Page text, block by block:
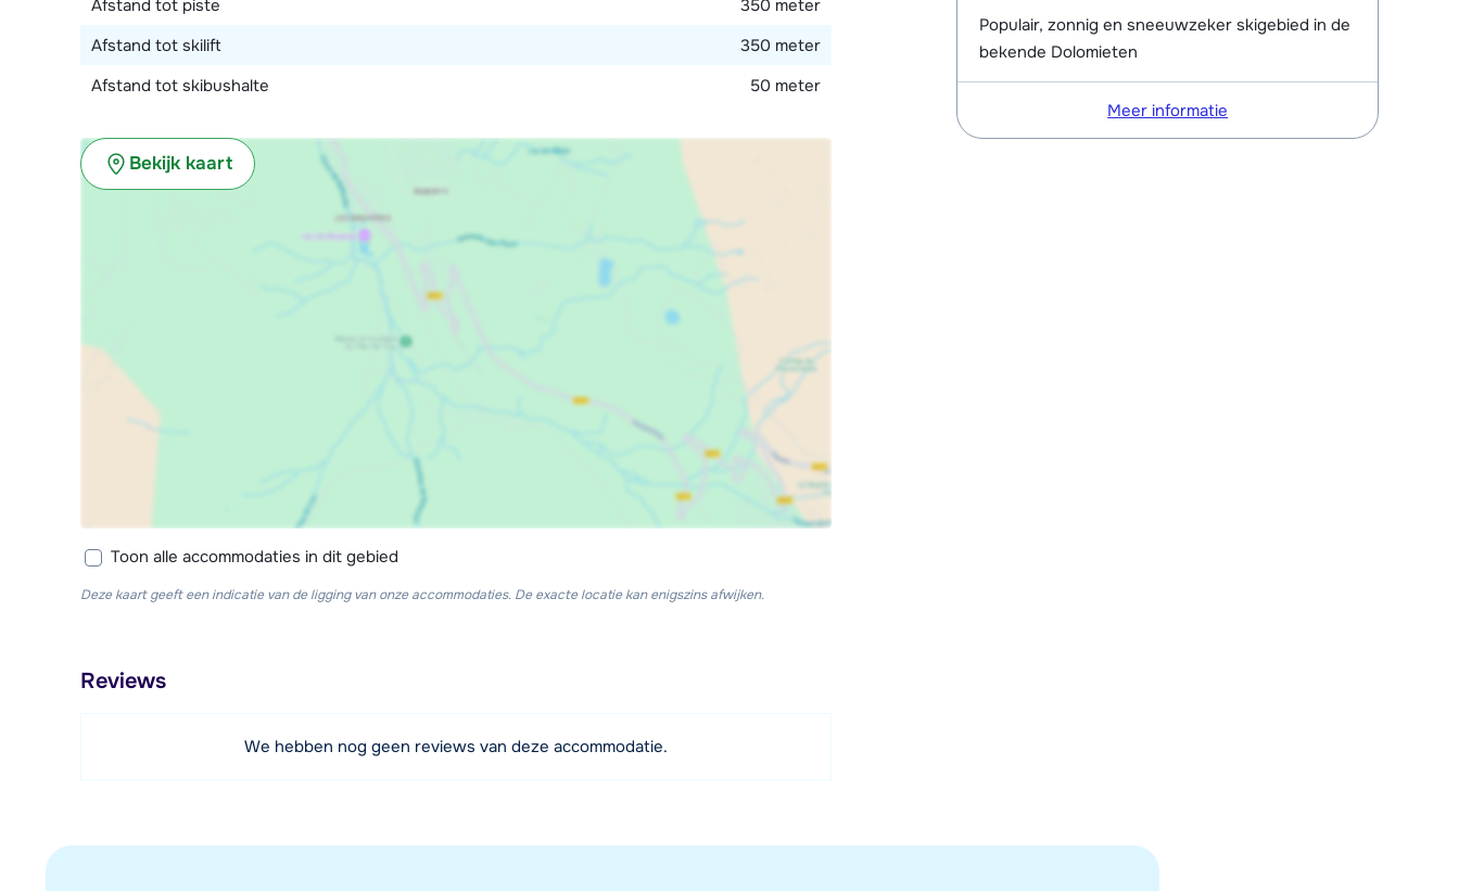
Afstand tot piste
350 meter
Afstand tot skilift
350 meter
Afstand tot skibushalte
50 meter
Bekijk kaart
Toon alle accommodaties in dit gebied
Deze kaart geeft een indicatie van de ligging van onze accommodaties. De exacte locatie kan enigszins afwijken.
Reviews
We hebben nog geen reviews van deze accommodatie.
Populair, zonnig en sneeuwzeker skigebied in de
bekende Dolomieten
Meer informatie